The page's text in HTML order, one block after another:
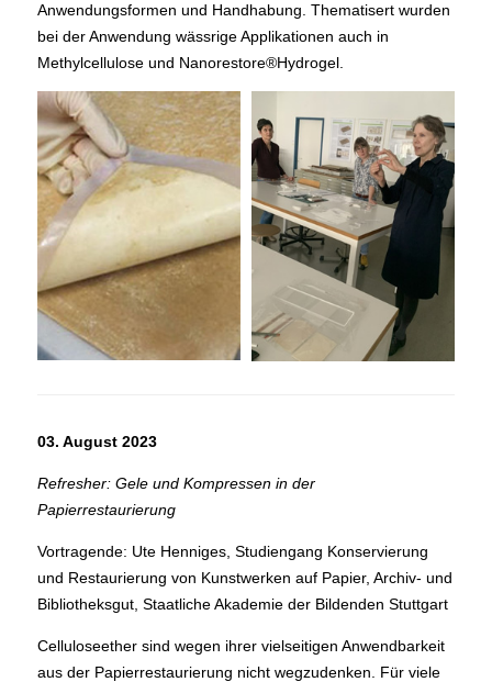
Anwendungsformen und Handhabung. Thematisert wurden
bei der Anwendung wässrige Applikationen auch in
Methylcellulose und Nanorestore®Hydrogel.
03. August 2023
Refresher: Gele und Kompressen in der
Papierrestaurierung
Vortragende: Ute Henniges, Studiengang Konservierung
und Restaurierung von Kunstwerken auf Papier, Archiv- und
Bibliotheksgut, Staatliche Akademie der Bildenden Stuttgart
Celluloseether sind wegen ihrer vielseitigen Anwendbarkeit
aus der Papierrestaurierung nicht wegzudenken. Für viele